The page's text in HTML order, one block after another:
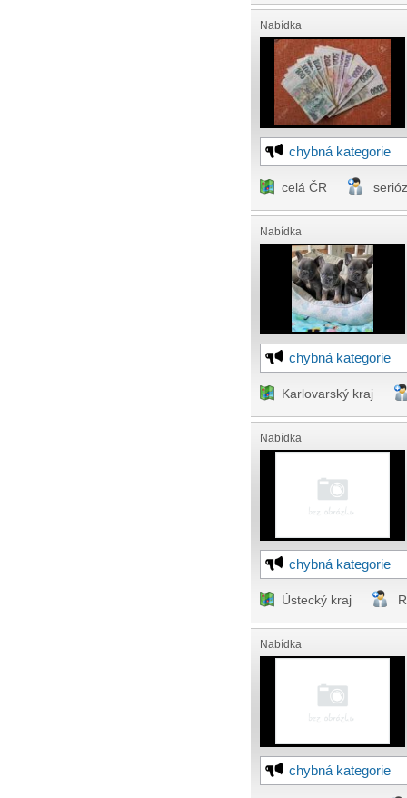
Nabídka
chybná kategorie
celá ČR
Nabídka
chybná kategorie
Karlovarský kraj
Nabídka
chybná kategorie
Ústecký kraj
Nabídka
chybná kategorie